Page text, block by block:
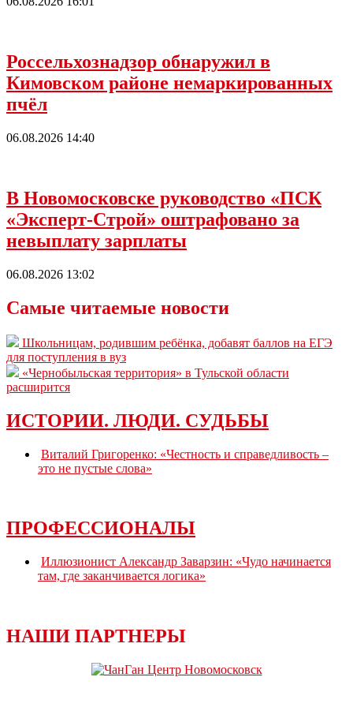
Россельхознадзор обнаружил в
Кимовском районе немаркированных
пчёл
06.08.2026 14:40
В Новомосковске руководство «ПСК
«Эксперт-Строй» оштрафовано за
невыплату зарплаты
06.08.2026 13:02
Самые читаемые новости
Школьницам, родившим ребёнка, добавят баллов на ЕГЭ
для поступления в вуз
«Чернобыльская территория» в Тульской области
расширится
ИСТОРИИ. ЛЮДИ. СУДЬБЫ
Виталий Григоренко: «Честность и справедливость –
это не пустые слова»
ПРОФЕССИОНАЛЫ
Иллюзионист Александр Заварзин: «Чудо начинается
там, где заканчивается логика»
НАШИ ПАРТНЕРЫ